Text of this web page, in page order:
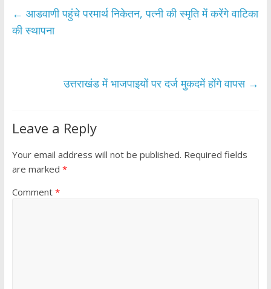
b
o
er s
p
e
← आडवाणी पहुंचे परमार्थ निकेतन, पत्नी की स्मृति में करेंगे वाटिका
की स्थापना
उत्तराखंड में भाजपाइयों पर दर्ज मुकदमें होंगे वापस →
Leave a Reply
Your email address will not be published. Required fields
are marked *
Comment *